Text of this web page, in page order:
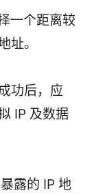
一个距离较
址。
功后，应
IP 及数据
露的 IP 地